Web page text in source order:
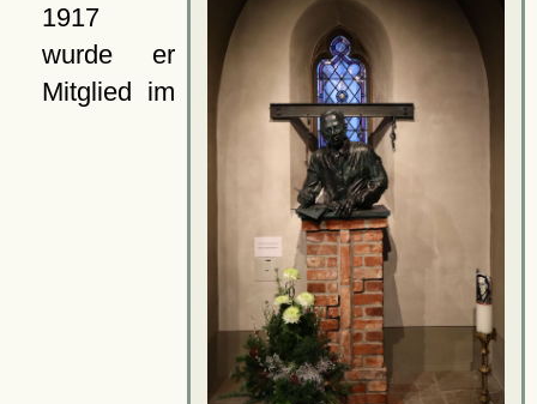
1917
wurde er
Mitglied im